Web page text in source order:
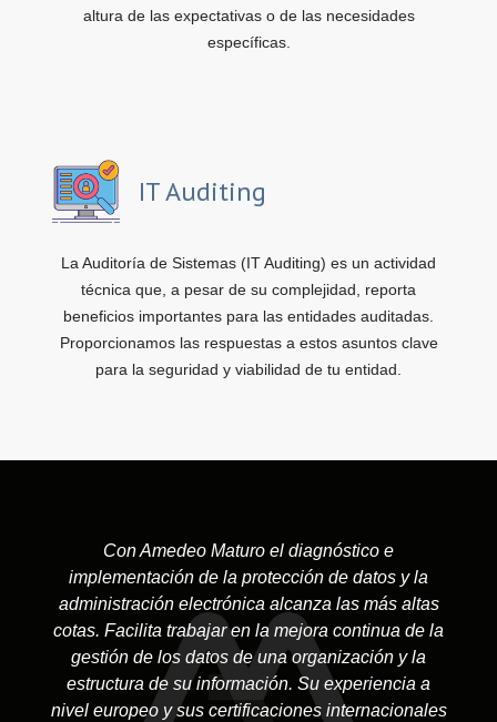
altura de las expectativas o de las necesidades
específicas.
IT Auditing
La Auditoría de Sistemas (IT Auditing) es un actividad
técnica que, a pesar de su complejidad, reporta
beneficios importantes para las entidades auditadas.
Proporcionamos las respuestas a estos asuntos clave
para la seguridad y viabilidad de tu entidad.
Con Amedeo Maturo el diagnóstico e
implementación de la protección de datos y la
administración electrónica alcanza las más altas
cotas. Facilita trabajar en la mejora continua de la
gestión de los datos de una organización y la
estructura de su información. Su experiencia a
nivel europeo y sus certificaciones internacionales